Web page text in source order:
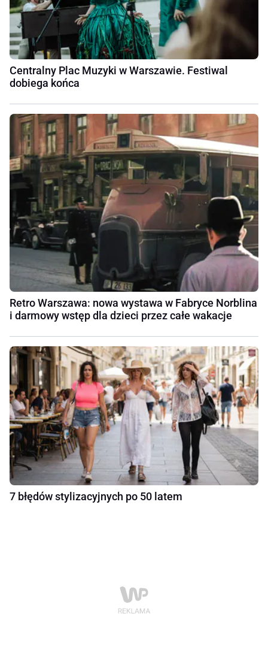
Centralny Plac Muzyki w Warszawie. Festiwal
dobiega końca
Retro Warszawa: nowa wystawa w Fabryce Norblina
i darmowy wstęp dla dzieci przez całe wakacje
7 błędów stylizacyjnych po 50 latem